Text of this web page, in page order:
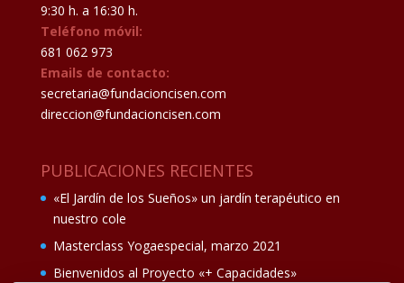
9:30 h. a 16:30 h.
Teléfono móvil:
681 062 973
Emails de contacto:
secretaria@fundacioncisen.com
direccion@fundacioncisen.com
PUBLICACIONES RECIENTES
«El Jardín de los Sueños» un jardín terapéutico en
nuestro cole
Masterclass Yogaespecial, marzo 2021
Bienvenidos al Proyecto «+ Capacidades»